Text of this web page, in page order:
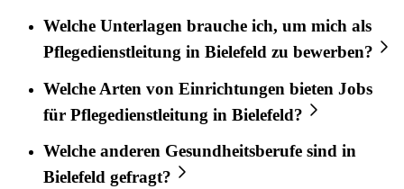
Welche Unterlagen brauche ich, um mich als
Pflegedienstleitung in Bielefeld zu bewerben?
Welche Arten von Einrichtungen bieten Jobs
für Pflegedienstleitung in Bielefeld?
Welche anderen Gesundheitsberufe sind in
Bielefeld gefragt?